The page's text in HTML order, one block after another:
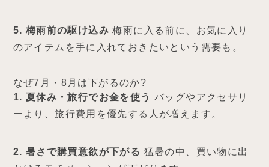
5. 梅雨前の駆け込み 梅雨に入る前に、お気に入り
のアイテムを手に入れておきたいという需要も。
なぜ7月・8月は下がるのか?
1. 夏休み・旅行でお金を使う バッグやアクセサリ
ーより、旅行費用を優先する人が増えます。
2. 暑さで購買意欲が下がる 猛暑の中、買い物に出